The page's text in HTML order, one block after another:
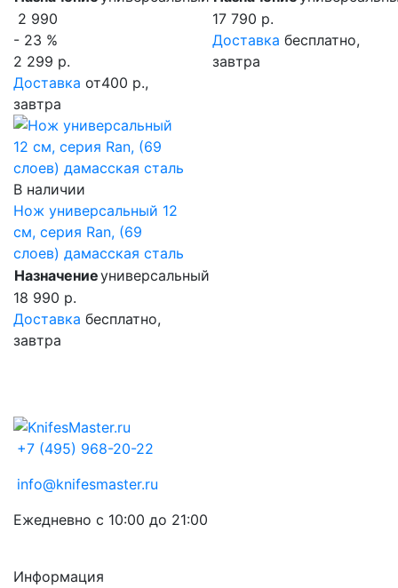
2 990
- 23 %
2 299 р.
Доставка от400 р.,
завтра
17 790 р.
Доставка бесплатно,
завтра
В наличии
Нож универсальный 12
см, серия Ran, (69
слоев) дамасская сталь
Назначениеуниверсальный
18 990 р.
Доставка бесплатно,
завтра
+7 (495) 968-20-22
info@knifesmaster.ru
Ежедневно с 10:00 до 21:00
Информация